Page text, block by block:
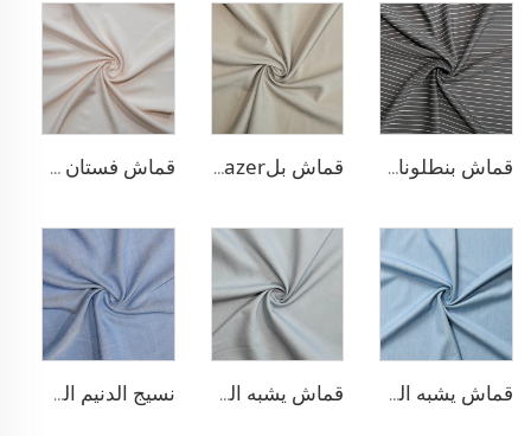
قماش بنطلونات بأسلوب التريكو من مادة TR قماش بلazer بتصميم الحبّار من مادة TR قماش فستان من الليوسيل 100% يشبه الكتان
قماش يشبه الدنيم من مادة TR قماش يشبه الدنيم المطاطي من مادة TR نسيج الدنيم المشابه للبولي ليوسيل